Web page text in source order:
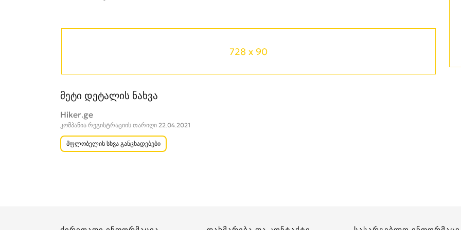
728 x 90
მეტი დეტალის ნახვა
Hiker.ge
კომპანია რეგისტრაციის თარიღი 22.04.2021
მფლობელის სხვა განცხადებები